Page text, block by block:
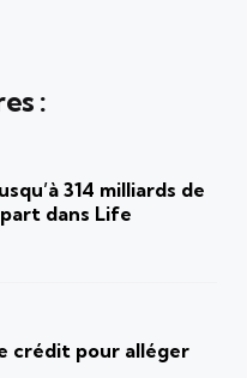
:
314 milliards de
dans Life
crédit pour alléger